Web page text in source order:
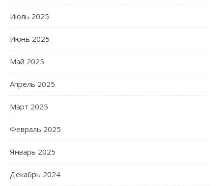
Июль 2025
Июнь 2025
Май 2025
Апрель 2025
Март 2025
Февраль 2025
Январь 2025
Декабрь 2024